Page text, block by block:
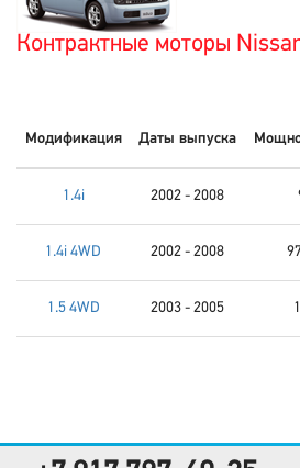
Контрактные моторы
Модификация Даты выпуска
1.4i 2002 - 2008
1.4i 4WD 2002 - 2008
1.5 4WD 2003 - 2005